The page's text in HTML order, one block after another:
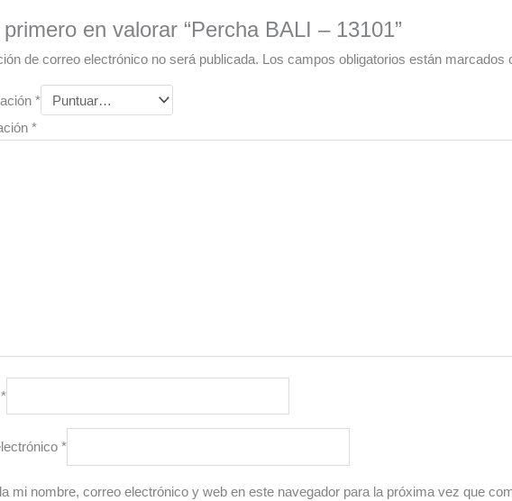
en valorar “Percha BALI – 13101”
de correo electrónico no será publicada. Los campos obligatorios están marcados
*
*
*
*
mi nombre, correo electrónico y web en este navegador para la próxima vez que